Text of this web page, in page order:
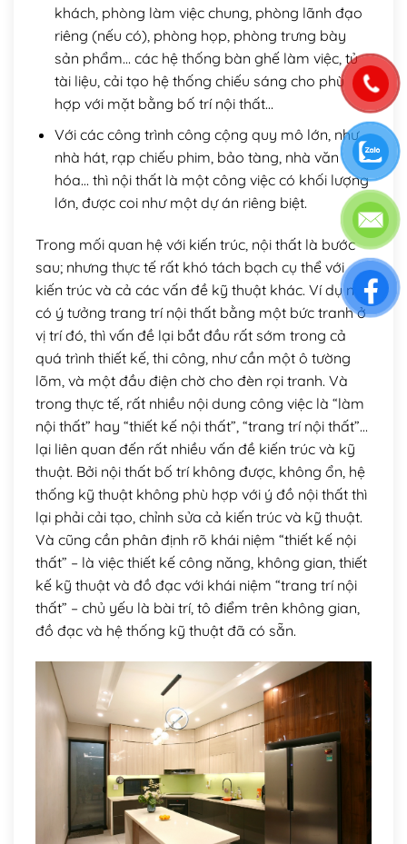
khách, phòng làm việc chung, phòng lãnh đạo
riêng (nếu có), phòng họp, phòng trưng bày
sản phẩm… các hệ thống bàn ghế làm việc, tủ
tài liệu, cải tạo hệ thống chiếu sáng cho phù
hợp với mặt bằng bố trí nội thất…
Với các công trình công cộng quy mô lớn, như
nhà hát, rạp chiếu phim, bảo tàng, nhà văn
hóa… thì nội thất là một công việc có khối lượng
lớn, được coi như một dự án riêng biệt.
Trong mối quan hệ với kiến trúc, nội thất là bước
sau; nhưng thực tế rất khó tách bạch cụ thể với
kiến trúc và cả các vấn đề kỹ thuật khác. Ví dụ như
có ý tưởng trang trí nội thất bằng một bức tranh ở
vị trí đó, thì vấn đề lại bắt đầu rất sớm trong cả
quá trình thiết kế, thi công, như cần một ô tường
lõm, và một đầu điện chờ cho đèn rọi tranh. Và
trong thực tế, rất nhiều nội dung công việc là “làm
nội thất” hay “thiết kế nội thất”, “trang trí nội thất”…
lại liên quan đến rất nhiều vấn đề kiến trúc và kỹ
thuật. Bởi nội thất bố trí không được, không ổn, hệ
thống kỹ thuật không phù hợp với ý đồ nội thất thì
lại phải cải tạo, chỉnh sửa cả kiến trúc và kỹ thuật.
Và cũng cần phân định rõ khái niệm “thiết kế nội
thất” – là việc thiết kế công năng, không gian, thiết
kế kỹ thuật và đồ đạc với khái niệm “trang trí nội
thất” – chủ yếu là bài trí, tô điểm trên không gian,
đồ đạc và hệ thống kỹ thuật đã có sẵn.